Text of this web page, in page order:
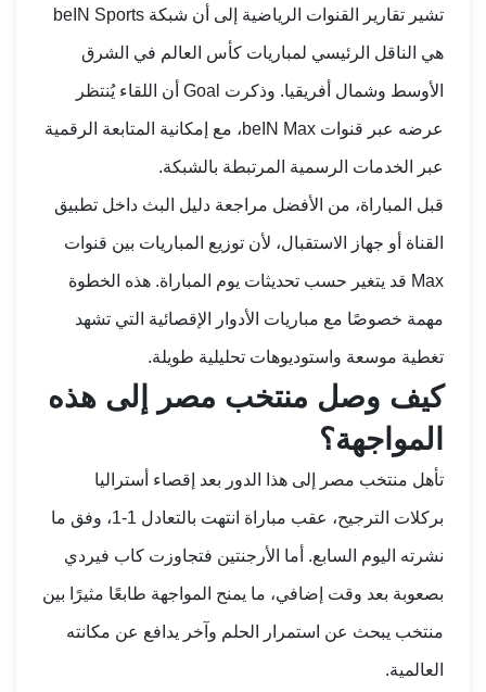
تشير تقارير القنوات الرياضية إلى أن شبكة beIN Sports
هي الناقل الرئيسي لمباريات كأس العالم في الشرق
الأوسط وشمال أفريقيا. وذكرت Goal أن اللقاء يُنتظر
عرضه عبر قنوات beIN Max، مع إمكانية المتابعة الرقمية
عبر الخدمات الرسمية المرتبطة بالشبكة.
قبل المباراة، من الأفضل مراجعة دليل البث داخل تطبيق
القناة أو جهاز الاستقبال، لأن توزيع المباريات بين قنوات
Max قد يتغير حسب تحديثات يوم المباراة. هذه الخطوة
مهمة خصوصًا مع مباريات الأدوار الإقصائية التي تشهد
تغطية موسعة واستوديوهات تحليلية طويلة.
كيف وصل منتخب مصر إلى هذه
المواجهة؟
تأهل منتخب مصر إلى هذا الدور بعد إقصاء أستراليا
بركلات الترجيح، عقب مباراة انتهت بالتعادل 1-1، وفق ما
نشرته اليوم السابع. أما الأرجنتين فتجاوزت كاب فيردي
بصعوبة بعد وقت إضافي، ما يمنح المواجهة طابعًا مثيرًا بين
منتخب يبحث عن استمرار الحلم وآخر يدافع عن مكانته
العالمية.